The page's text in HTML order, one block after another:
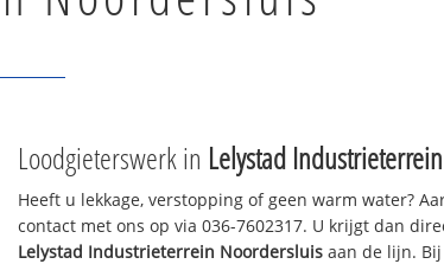
Loodgieterswerk in Lelystad
Heeft u lekkage, verstopping of geen warm water?
contact met ons op via 036-7602317. U krijgt dan
Lelystad Industrieterrein Noordersluis aan de lijn.